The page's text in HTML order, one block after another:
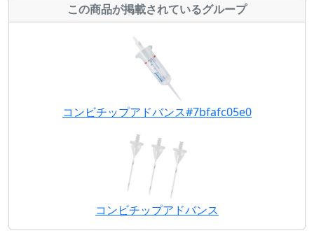
この商品が掲載されているグループ
コンビチップアドバンス#7bfafc05e0
コンビチップアドバンス